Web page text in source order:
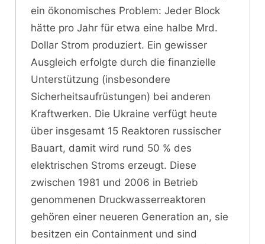
ein ökonomisches Problem: Jeder Block
hätte pro Jahr für etwa eine halbe Mrd.
Dollar Strom produziert. Ein gewisser
Ausgleich erfolgte durch die finanzielle
Unterstützung (insbesondere
Sicherheitsaufrüstungen) bei anderen
Kraftwerken. Die Ukraine verfügt heute
über insgesamt 15 Reaktoren russischer
Bauart, damit wird rund 50 % des
elektrischen Stroms erzeugt. Diese
zwischen 1981 und 2006 in Betrieb
genommenen Druckwasserreaktoren
gehören einer neueren Generation an, sie
besitzen ein Containment und sind